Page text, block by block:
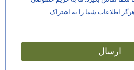
اطلاعات شما را به اشتراک
ارسال